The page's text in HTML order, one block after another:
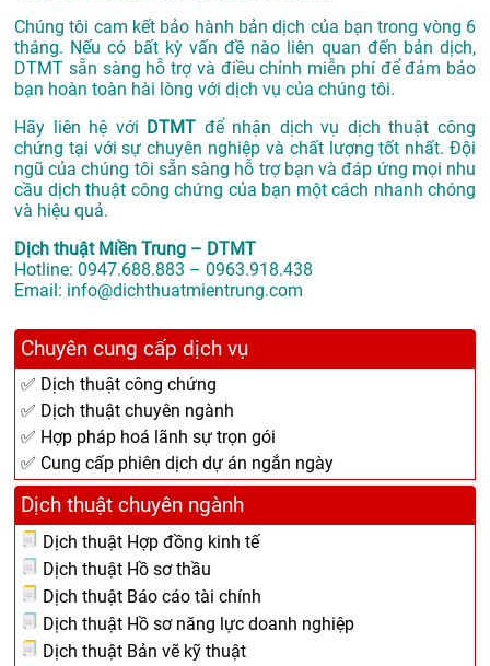
Chúng tôi cam kết bảo hành bản dịch của bạn trong vòng 6
tháng. Nếu có bất kỳ vấn đề nào liên quan đến bản dịch,
DTMT sẵn sàng hỗ trợ và điều chỉnh miễn phí để đảm bảo
bạn hoàn toàn hài lòng với dịch vụ của chúng tôi.
Hãy liên hệ với DTMT để nhận dịch vụ dịch thuật công
chứng tại với sự chuyên nghiệp và chất lượng tốt nhất. Đội
ngũ của chúng tôi sẵn sàng hỗ trợ bạn và đáp ứng mọi nhu
cầu dịch thuật công chứng của bạn một cách nhanh chóng
và hiệu quả.
Dịch thuật Miền Trung – DTMT
Hotline: 0947.688.883 – 0963.918.438
Email: info@dichthuatmientrung.com
Chuyên cung cấp dịch vụ
✅ Dịch thuật công chứng
✅ Dịch thuật chuyên ngành
✅ Hợp pháp hoá lãnh sự trọn gói
✅ Cung cấp phiên dịch dự án ngắn ngày
Dịch thuật chuyên ngành
Dịch thuật Hợp đồng kinh tế
Dịch thuật Hồ sơ thầu
Dịch thuật Báo cáo tài chính
Dịch thuật Hồ sơ năng lực doanh nghiệp
Dịch thuật Bản vẽ kỹ thuật